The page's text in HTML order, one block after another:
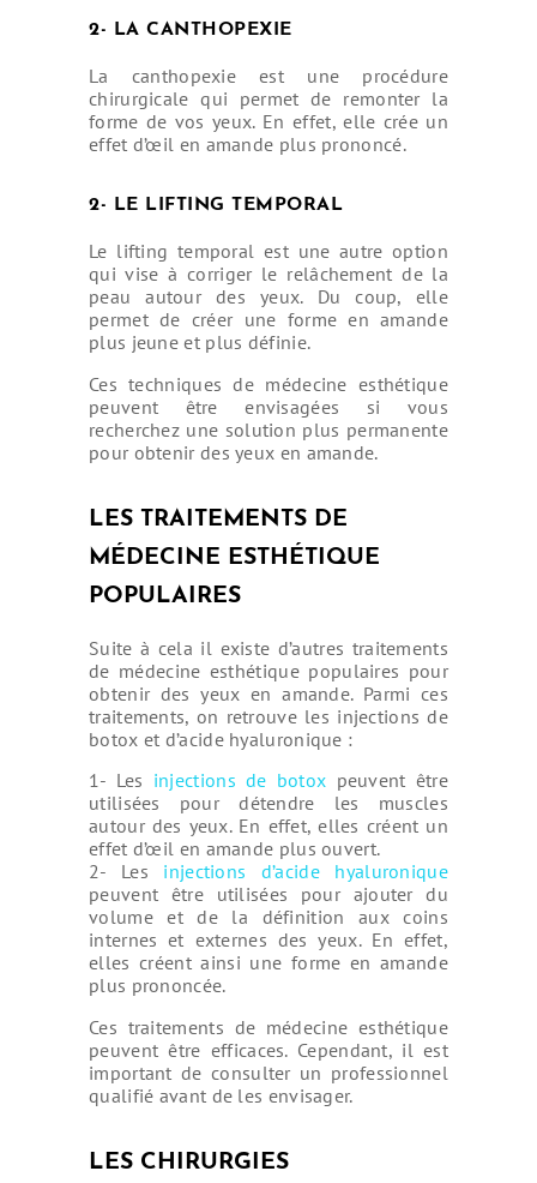
CHIRURGIE
OPÉRATIONS
INTERVENTIONS
A PROPOS
SÉJOUR
CONTACT
DEMANDE DE
2- LA CANTHOPEXIE
La canthopexie est une procédure
chirurgicale qui permet de remonter la
forme de vos yeux. En effet, elle crée un
effet d’œil en amande plus prononcé.
2- LE LIFTING TEMPORAL
Le lifting temporal est une autre option
qui vise à corriger le relâchement de la
peau autour des yeux. Du coup, elle
permet de créer une forme en amande
plus jeune et plus définie.
Ces techniques de médecine esthétique
peuvent être envisagées si vous
recherchez une solution plus permanente
pour obtenir des yeux en amande.
LES TRAITEMENTS DE
MÉDECINE ESTHÉTIQUE
POPULAIRES
Suite à cela il existe d’autres traitements
de médecine esthétique populaires pour
obtenir des yeux en amande. Parmi ces
traitements, on retrouve les injections de
botox et d’acide hyaluronique :
1- Les injections de botox peuvent être
utilisées pour détendre les muscles
autour des yeux. En effet, elles créent un
effet d’œil en amande plus ouvert.
2- Les injections d’acide hyaluronique
peuvent être utilisées pour ajouter du
volume et de la définition aux coins
internes et externes des yeux. En effet,
elles créent ainsi une forme en amande
plus prononcée.
Ces traitements de médecine esthétique
peuvent être efficaces. Cependant, il est
important de consulter un professionnel
qualifié avant de les envisager.
LES CHIRURGIES